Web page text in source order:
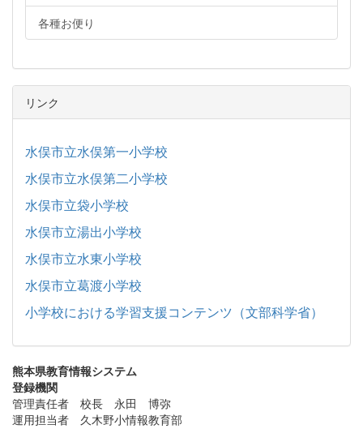
各種お便り
リンク
水俣市立水俣第一小学校
水俣市立水俣第二小学校
水俣市立袋小学校
水俣市立湯出小学校
水俣市立水東小学校
水俣市立葛渡小学校
小学校における学習支援コンテンツ（文部科学省）
熊本県教育情報システム
登録機関
管理責任者 校長 永田 博弥
運用担当者 久木野小情報教育部